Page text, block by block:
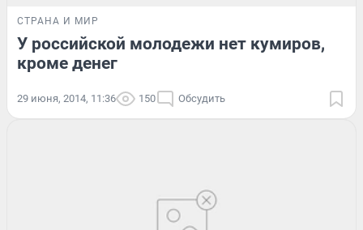
СТРАНА И МИР
У российской молодежи нет кумиров,
кроме денег
29 июня, 2014, 11:36 150 Обсудить